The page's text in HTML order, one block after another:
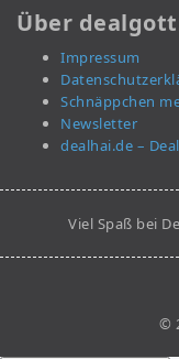
Über
Impressum
Schnäppchen
Newsletter
dealhai.de –
Viel Spaß bei
©